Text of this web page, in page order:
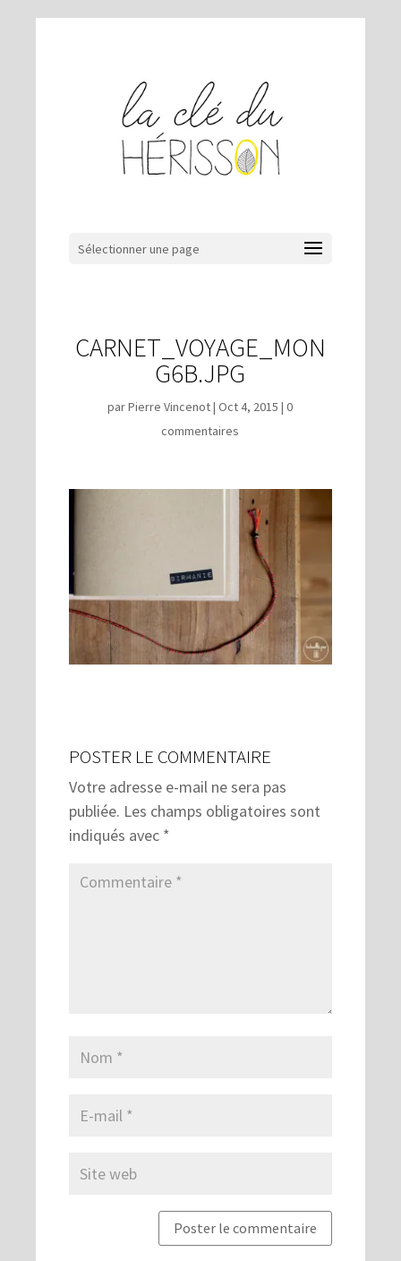
Sélectionner une page
CARNET_VOYAGE_MON
G6B.JPG
parPierre Vincenot|Oct 4, 2015 |0
commentaires
POSTER LE COMMENTAIRE
Votre adresse e-mail ne sera pas
publiée. Les champs obligatoires sont
indiqués avec *